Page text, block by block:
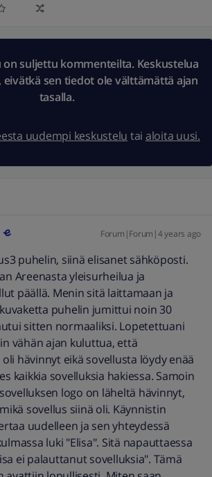
on suljettu kommenteilta. Keskustelua
eivätkä sen tiedot ole välttämättä ajan
tasalla.
uudempi keskustelu tai aloita uusi.
Forum|Forum|4 years ago
puhelin, siinä elisanet sähköposti.
Areenasta yleisurheilua ja
päällä. Menin sitä laittamaan ja
puhelin jumittui noin 30
sitten normaaliksi. Lopetettuani
vähän ajan kuluttua, että
hävinnyt eikä sovellusta löydy enää
kaikkia sovelluksia hakiessa. Samoin
logo on läheltä hävinnyt,
sovellus siinä oli. Käynnistin
uudelleen ja sen yhteydessä
luki "Elisa". Sitä napauttaessa
ei palauttanut sovelluksia". Tämä